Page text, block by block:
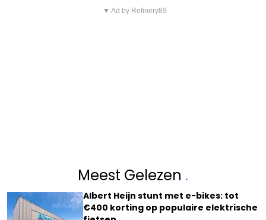
▼ Ad by Refinery89
Meest Gelezen .
Albert Heijn stunt met e-bikes: tot
€400 korting op populaire elektrische